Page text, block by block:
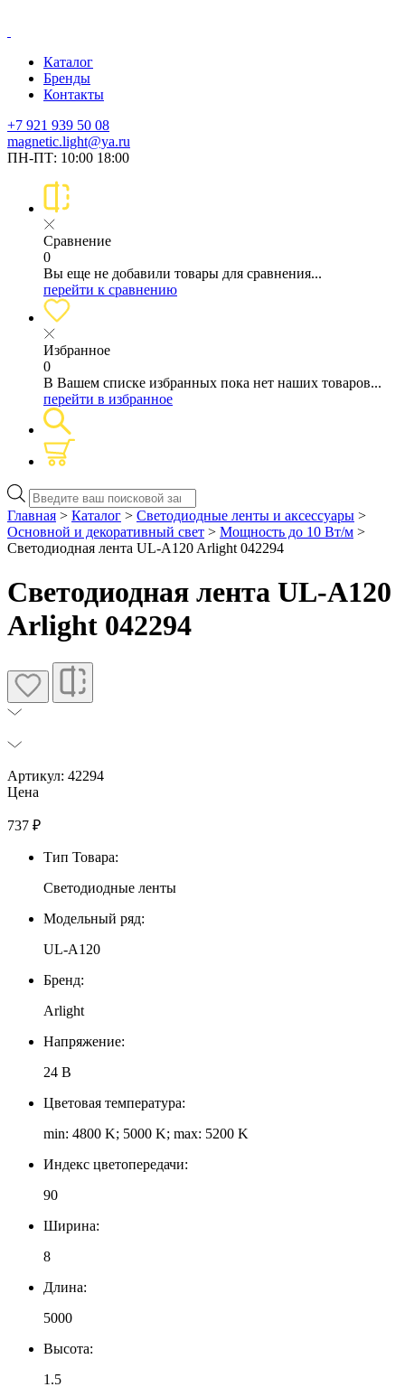
Каталог
Бренды
Контакты
+7 921 939 50 08
magnetic.light@ya.ru
ПН-ПТ: 10:00 18:00
Сравнение
0
Вы еще не добавили товары для сравнения...
перейти к сравнению
Избранное
0
В Вашем списке избранных пока нет наших товаров...
перейти в избранное
Поиск
товаров
Главная > Каталог > Светодиодные ленты и аксессуары >
Основной и декоративный свет > Мощность до 10 Вт/м >
Светодиодная лента UL-A120 Arlight 042294
Светодиодная лента UL-A120
Arlight 042294
Артикул: 42294
Цена
737 ₽
Тип Товара:
Светодиодные ленты
Модельный ряд:
UL-A120
Бренд:
Arlight
Напряжение:
24 В
Цветовая температура:
min: 4800 K; 5000 K; max: 5200 K
Индекс цветопередачи:
90
Ширина:
8
Длина:
5000
Высота:
1.5